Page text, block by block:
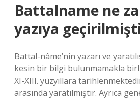
Battalname ne
yazıya
Battal-nâme’nin yazarı ve
kesin bir bilgi bulunmamakla
XI-XIII. yüzyıllara
arasında yaratılmıştır. Ayrıca